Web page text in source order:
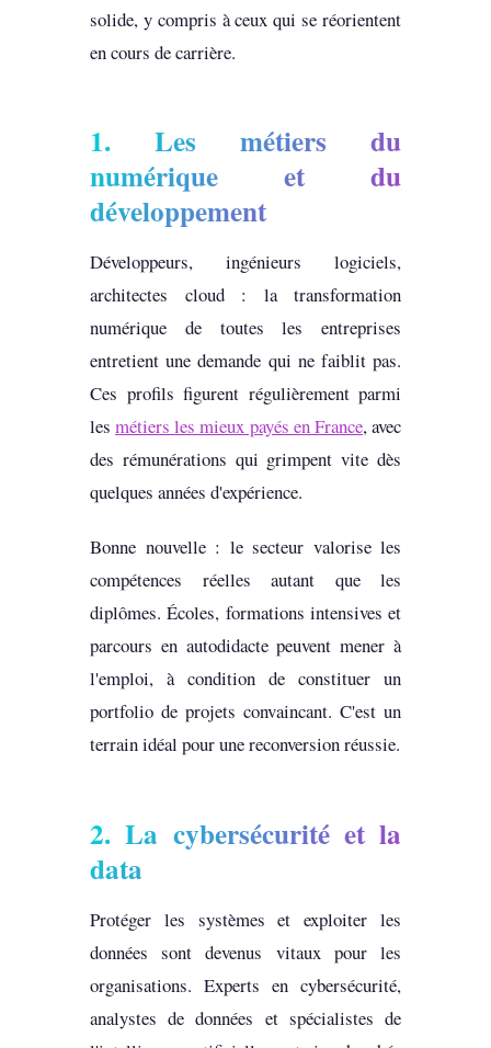
solide, y compris à ceux qui se réorientent
en cours de carrière.
1. Les métiers du
numérique et du
développement
Développeurs, ingénieurs logiciels,
architectes cloud : la transformation
numérique de toutes les entreprises
entretient une demande qui ne faiblit pas.
Ces profils figurent régulièrement parmi
lesmétiers les mieux payés en France, avec
des rémunérations qui grimpent vite dès
quelques années d'expérience.
Bonne nouvelle : le secteur valorise les
compétences réelles autant que les
diplômes. Écoles, formations intensives et
parcours en autodidacte peuvent mener à
l'emploi, à condition de constituer un
portfolio de projets convaincant. C'est un
terrain idéal pour une reconversion réussie.
2. La cybersécurité et la
data
Protéger les systèmes et exploiter les
données sont devenus vitaux pour les
organisations. Experts en cybersécurité,
analystes de données et spécialistes de